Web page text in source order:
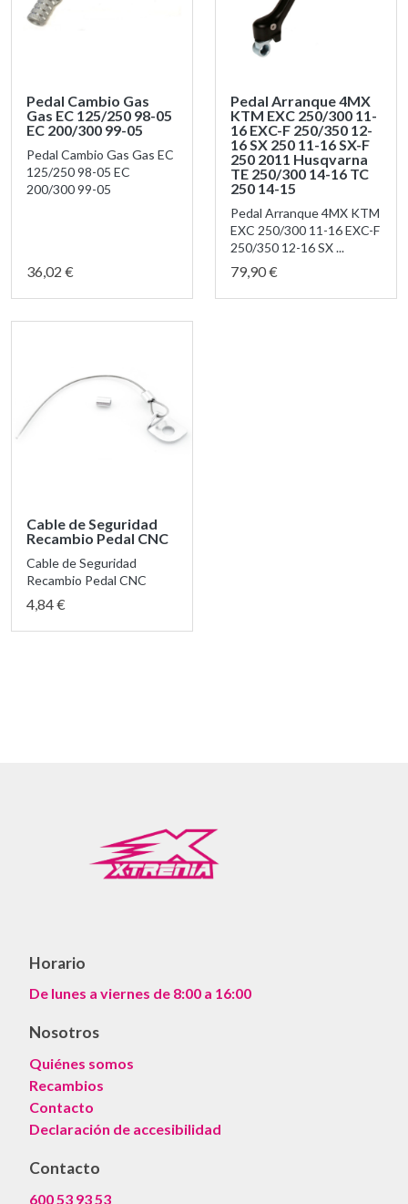
Pedal Cambio Gas
Gas EC 125/250 98-05
EC 200/300 99-05
Pedal Cambio Gas Gas EC
125/250 98-05 EC
200/300 99-05
36,02 €
Pedal Arranque 4MX
KTM EXC 250/300 11-
16 EXC-F 250/350 12-
16 SX 250 11-16 SX-F
250 2011 Husqvarna
TE 250/300 14-16 TC
250 14-15
Pedal Arranque 4MX KTM
EXC 250/300 11-16 EXC-F
250/350 12-16 SX ...
79,90 €
Cable de Seguridad
Recambio Pedal CNC
Cable de Seguridad
Recambio Pedal CNC
4,84 €
Horario
De lunes a viernes de 8:00 a 16:00
Nosotros
Quiénes somos
Recambios
Contacto
Declaración de accesibilidad
Contacto
600 53 93 53